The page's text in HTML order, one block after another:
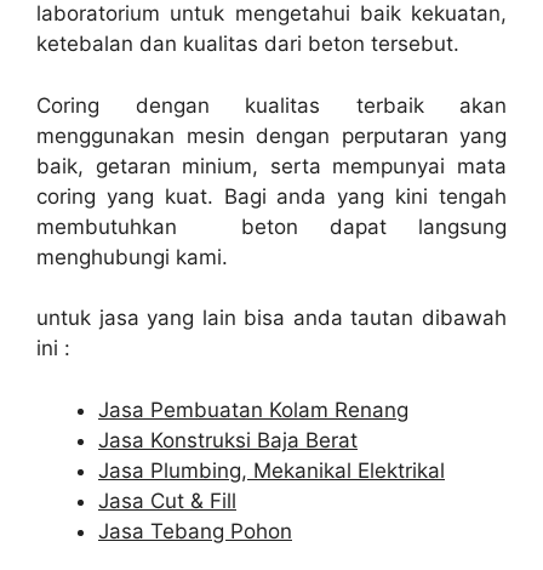
laboratorium untuk mengetahui baik kekuatan,
ketebalan dan kualitas dari beton tersebut.
Coring dengan kualitas terbaik akan
menggunakan mesin dengan perputaran yang
baik, getaran minium, serta mempunyai mata
coring yang kuat. Bagi anda yang kini tengah
membutuhkan beton dapat langsung
menghubungi kami.
untuk jasa yang lain bisa anda tautan dibawah
ini :
Jasa Pembuatan Kolam Renang
Jasa Konstruksi Baja Berat
Jasa Plumbing, Mekanikal Elektrikal
Jasa Cut & Fill
Jasa Tebang Pohon